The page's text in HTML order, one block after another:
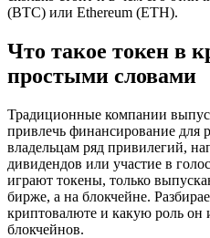
(BTC) или Ethereum (ETH).
Что такое токен в
простыми словами
Традиционные компании
привлечь финансирование для
владельцам ряд привилегий,
дивидендов или участие в
играют токены, только
бирже, а на блокчейне.
криптовалюте и какую роль он
блокчейнов.